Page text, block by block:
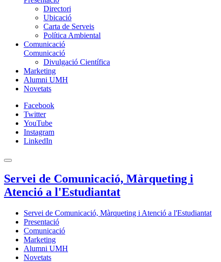
Directori
Ubicació
Carta de Serveis
Política Ambiental
Comunicació
Comunicació
Divulgació Científica
Marketing
Alumni UMH
Novetats
Facebook
Twitter
YouTube
Instagram
LinkedIn
Servei de Comunicació, Màrqueting i
Atenció a l'Estudiantat
Servei de Comunicació, Màrqueting i Atenció a l'Estudiantat
Presentació
Comunicació
Marketing
Alumni UMH
Novetats